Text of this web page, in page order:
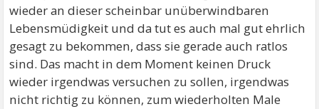
wieder an dieser scheinbar unüberwindbaren
Lebensmüdigkeit und da tut es auch mal gut ehrlich
gesagt zu bekommen, dass sie gerade auch ratlos
sind. Das macht in dem Moment keinen Druck
wieder irgendwas versuchen zu sollen, irgendwas
nicht richtig zu können, zum wiederholten Male